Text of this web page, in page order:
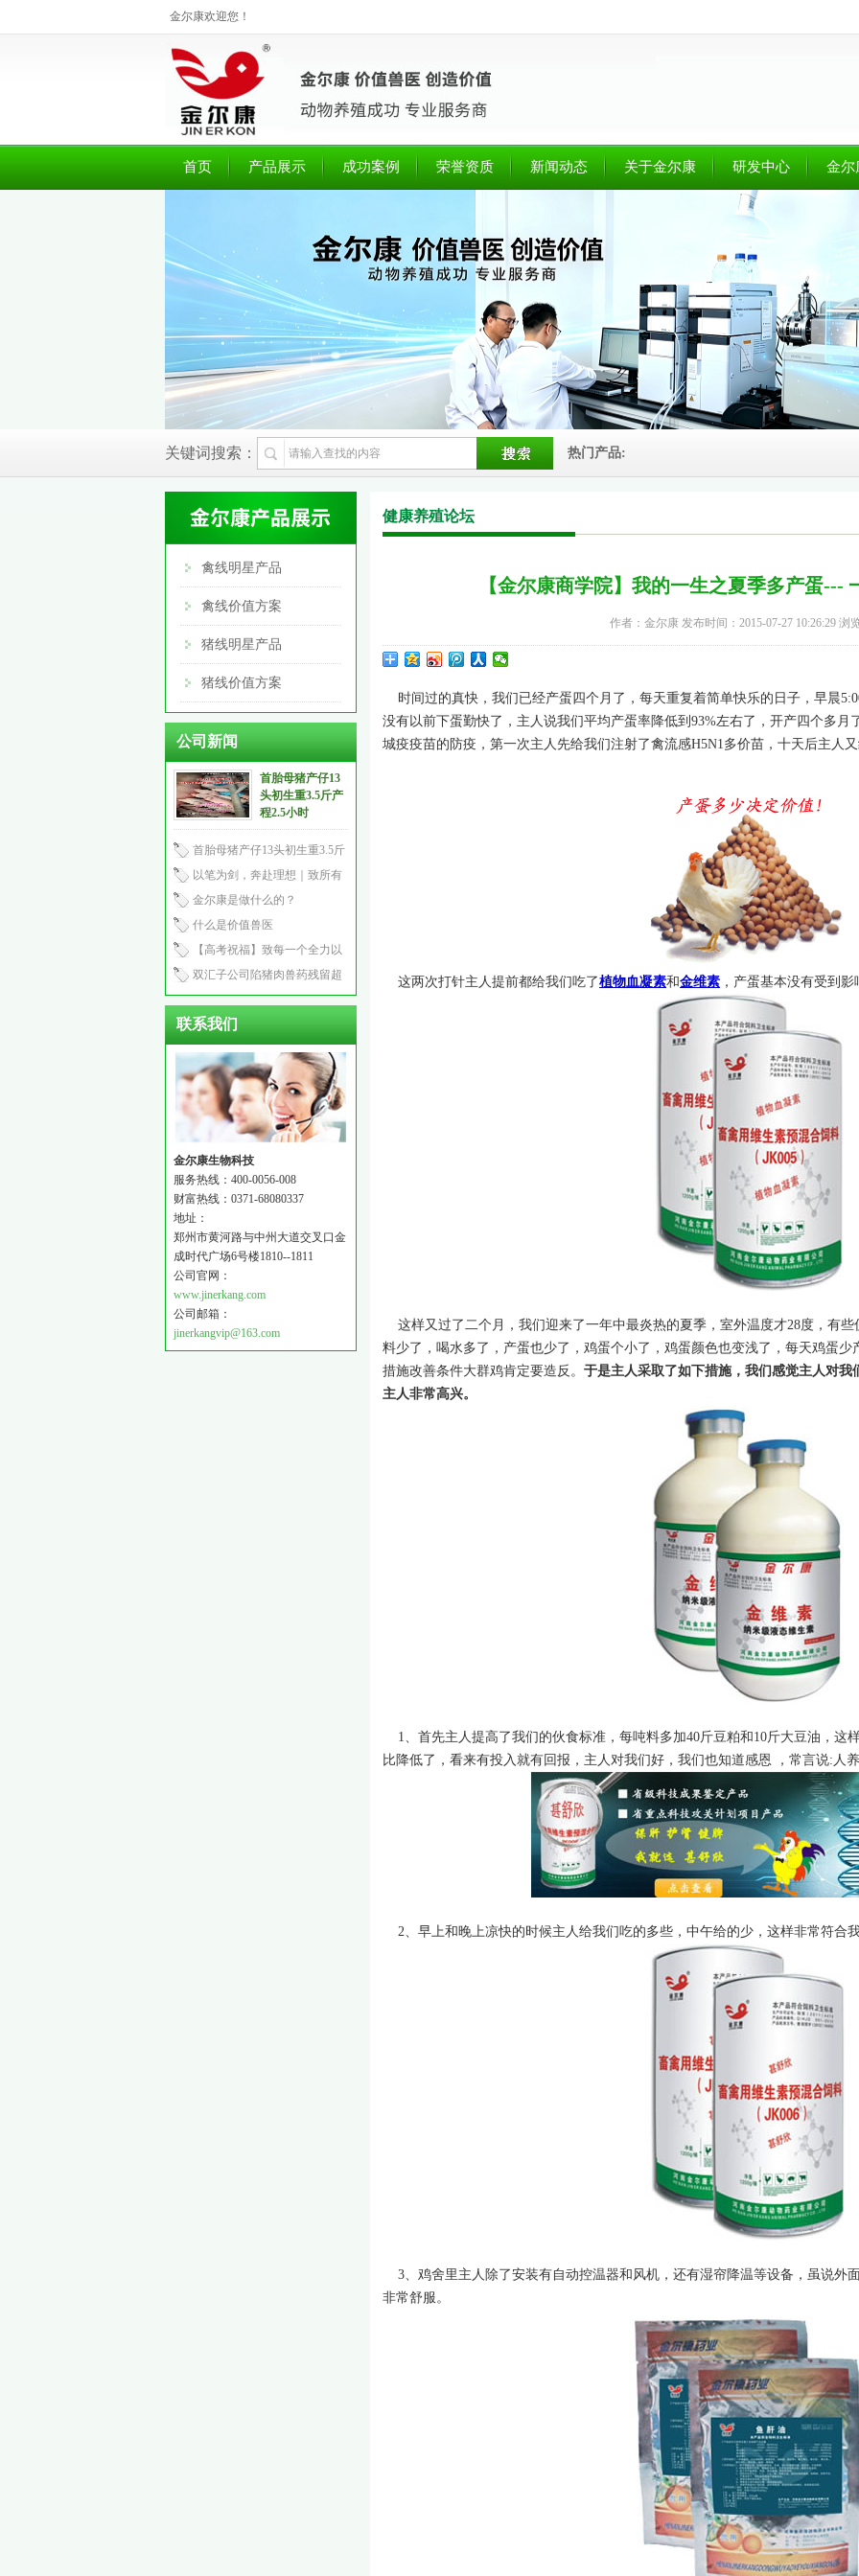
金尔康欢迎您！
首页 产品展示 成功案例 荣誉资质 新闻动态 关于金尔康 研发中心 金尔
关键词搜索： 热门产品:
健康养殖论坛
【金尔康商学院】我的一生之夏季多产蛋---
作者：金尔康 发布时间：2015-07-27 10:26:29 浏
时间过的真快，我们已经产蛋四个月了，每天重复着简单快乐的日子，早晨
没有以前下蛋勤快了，主人说我们平均产蛋率降低到93%左右了，开产四个多
城疫疫苗的防疫，第一次主人先给我们注射了禽流感H5N1多价苗，十天后主人
这两次打针主人提前都给我们吃了植物血凝素和金维素 ，产蛋基本没有受到影
这样又过了二个月，我们迎来了一年中最炎热的夏季，室外温度才28度，有
料少了，喝水多了，产蛋也少了，鸡蛋个小了，鸡蛋颜色也变浅了，每天鸡蛋
措施改善条件大群鸡肯定要造反。 于是主人采取了如下措施，我们感觉主人对我
主人非常高兴。
1、首先主人提高了我们的伙食标准，每吨料多加40斤豆粕和10斤大豆油，这
比降低了，看来有投入就有回报，主人对我们好，我们也知道感恩 ，常言说:人
2、早上和晚上凉快的时候主人给我们吃的多些，中午给的少，这样非常符合
3、鸡舍里主人除了安装有自动控温器和风机，还有湿帘降温等设备，虽说外
非常舒服。
禽线明星产品
禽线价值方案
猪线明星产品
猪线价值方案
公司新闻
首胎母猪产仔13
头初生重3.5斤产
程2.5小时
首胎母猪产仔13头初生重3.5斤
产程2.5小时
以笔为剑，奔赴理想｜致所有
中考少年
金尔康是做什么的？
什么是价值兽医
【高考祝福】致每一个全力以
赴的你：笔锋所至，心之所向
双汇子公司陷猪肉兽药残留超
标风波！
联系我们
金尔康生物科技
服务热线：400-0056-008
财富热线：0371-68080337
地址：
郑州市黄河路与中州大道交叉口金
成时代广场6号楼1810--1811
公司官网：
www.jinerkang.com
公司邮箱：
jinerkangvip@163.com